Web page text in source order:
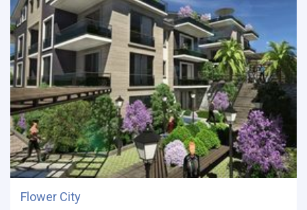
Flower City